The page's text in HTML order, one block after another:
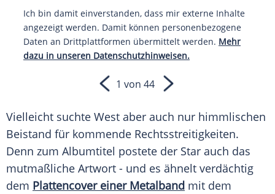
Ich bin damit einverstanden, dass mir externe Inhalte
angezeigt werden. Damit können personenbezogene
Daten an Drittplattformen übermittelt werden. Mehr
dazu in unseren Datenschutzhinweisen.
1 von 44
Vielleicht suchte West aber auch nur himmlischen
Beistand für kommende Rechtsstreitigkeiten.
Denn zum Albumtitel postete der Star auch das
mutmaßliche Artwort - und es ähnelt verdächtig
dem Plattencover einer Metalband mit dem